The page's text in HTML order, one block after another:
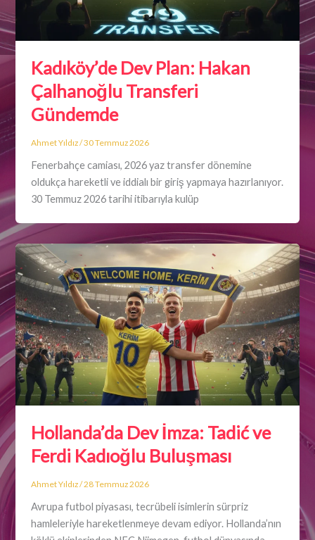
Kadıköy’de Dev Plan: Hakan
Çalhanoğlu Transferi
Gündemde
Ahmet Yıldız/30 Temmuz 2026
Fenerbahçe camiası, 2026 yaz transfer dönemine
oldukça hareketli ve iddialı bir giriş yapmaya hazırlanıyor.
30 Temmuz 2026 tarihi itibarıyla kulüp
Hollanda’da Dev İmza: Tadić ve
Ferdi Kadıoğlu Buluşması
Ahmet Yıldız/28 Temmuz 2026
Avrupa futbol piyasası, tecrübeli isimlerin sürpriz
hamleleriyle hareketlenmeye devam ediyor. Hollanda’nın